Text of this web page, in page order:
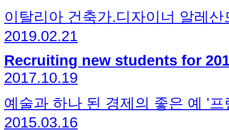
이탈리아 건축가.디자이너 알레
2019.02.21
Recruiting new students for
2017.10.19
예술과 하나 된 경제의 좋은 예 '
2015.03.16